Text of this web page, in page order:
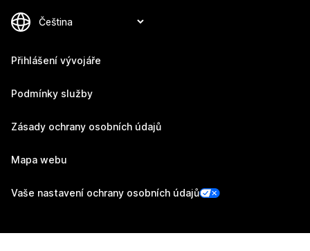
Přihlášení vývojáře
Podmínky služby
Zásady ochrany osobních údajů
Mapa webu
Vaše nastavení ochrany osobních údajů